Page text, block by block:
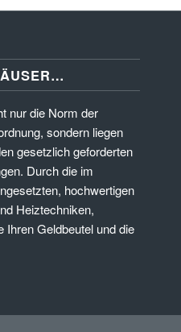
nur die Norm der
sondern liegen
gesetzlich geforderten
Durch die im
hochwertigen
Heiztechniken,
Ihren Geldbeutel und die